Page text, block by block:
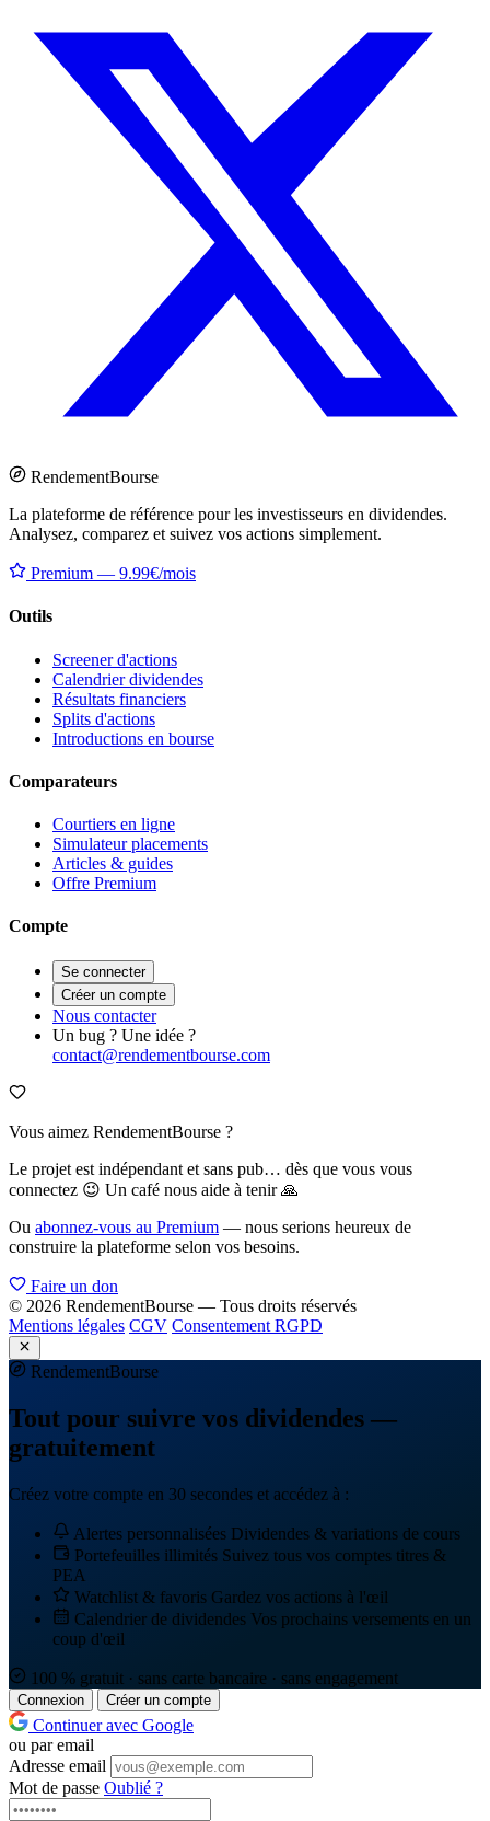
RendementBourse
La plateforme de référence pour les investisseurs en dividendes.
Analysez, comparez et suivez vos actions simplement.
Premium — 9.99€/mois
Outils
Screener d'actions
Calendrier dividendes
Résultats financiers
Splits d'actions
Introductions en bourse
Comparateurs
Courtiers en ligne
Simulateur placements
Articles & guides
Offre Premium
Compte
Se connecter
Créer un compte
Nous contacter
Un bug ? Une idée ?
contact@rendementbourse.com
Vous aimez RendementBourse ?
Le projet est indépendant et sans pub… dès que vous vous
connectez 😉 Un café nous aide à tenir 🙏
Ou abonnez-vous au Premium — nous serions heureux de
construire la plateforme selon vos besoins.
Faire un don
© 2026 RendementBourse — Tous droits réservés
Mentions légales CGV Consentement RGPD
RendementBourse
Tout pour suivre vos dividendes —
gratuitement
Créez votre compte en 30 secondes et accédez à :
Alertes personnalisées Dividendes & variations de cours
Portefeuilles illimités Suivez tous vos comptes titres &
PEA
Watchlist & favoris Gardez vos actions à l'œil
Calendrier de dividendes Vos prochains versements en un
coup d'œil
100 % gratuit · sans carte bancaire · sans engagement
Connexion Créer un compte
Continuer avec Google
ou par email
Adresse email
Mot de passe Oublié ?